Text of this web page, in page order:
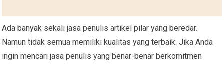
Ada banyak sekali jasa penulis artikel pilar yang beredar.
Namun tidak semua memiliki kualitas yang terbaik. Jika Anda
ingin mencari jasa penulis yang benar-benar berkomitmen